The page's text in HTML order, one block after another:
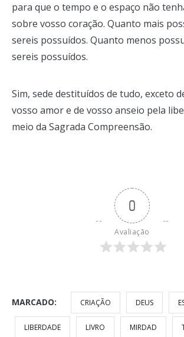
para que o tempo e o espaço não
sobre vosso coração. Quanto mais
sereis possuídos. Quanto menos
sereis possuídos.
Sim, sede destituídos de tudo, exceto
vosso amor e de vosso anseio pela
meio da Sagrada Compreensão.
0
Avaliação
MARCADO: CRIAÇÃO DEUS
LIBERDADE LIVRO MIRDAD